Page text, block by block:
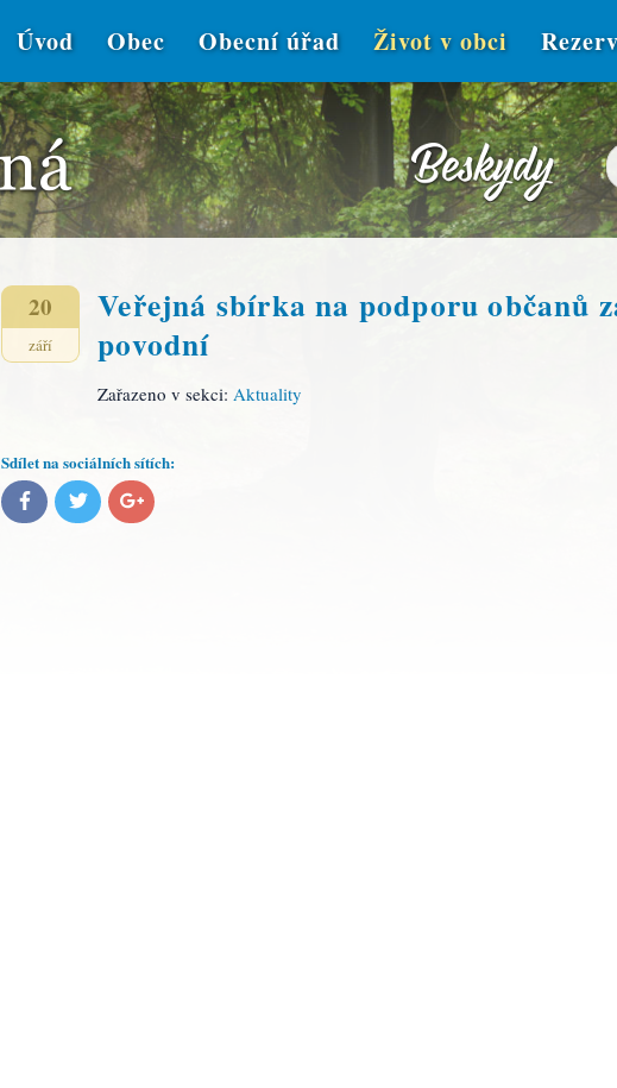
Úvod Obec Obecní úřad Život v obci
20
září
Veřejná sbírka na podporu občanů
povodní
Zařazeno v sekci:Aktuality
Sdílet na sociálních sítích: